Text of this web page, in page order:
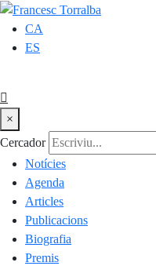
CA
ES
×
Cercador
Notícies
Agenda
Articles
Publicacions
Biografia
Premis